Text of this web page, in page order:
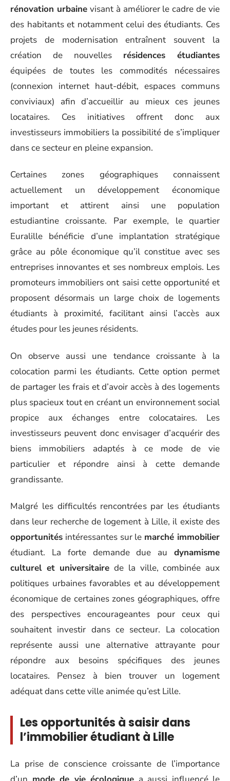
rénovation urbainevisant à améliorer le cadre de vie
des habitants et notamment celui des étudiants. Ces
projets de modernisation entraînent souvent la
création de nouvelles résidences étudiantes
équipées de toutes les commodités nécessaires
(connexion internet haut-débit, espaces communs
conviviaux) afin d’accueillir au mieux ces jeunes
locataires. Ces initiatives offrent donc aux
investisseurs immobiliers la possibilité de s’impliquer
dans ce secteur en pleine expansion.
Certaines zones géographiques connaissent
actuellement un développement économique
important et attirent ainsi une population
estudiantine croissante. Par exemple, le quartier
Euralille bénéficie d’une implantation stratégique
grâce au pôle économique qu’il constitue avec ses
entreprises innovantes et ses nombreux emplois. Les
promoteurs immobiliers ont saisi cette opportunité et
proposent désormais un large choix de logements
étudiants à proximité, facilitant ainsi l’accès aux
études pour les jeunes résidents.
On observe aussi une tendance croissante à la
colocation parmi les étudiants. Cette option permet
de partager les frais et d’avoir accès à des logements
plus spacieux tout en créant un environnement social
propice aux échanges entre colocataires. Les
investisseurs peuvent donc envisager d’acquérir des
biens immobiliers adaptés à ce mode de vie
particulier et répondre ainsi à cette demande
grandissante.
Malgré les difficultés rencontrées par les étudiants
dans leur recherche de logement à Lille, il existe des
opportunités intéressantes sur le marché immobilier
étudiant. La forte demande due au dynamisme
culturel et universitaire de la ville, combinée aux
politiques urbaines favorables et au développement
économique de certaines zones géographiques, offre
des perspectives encourageantes pour ceux qui
souhaitent investir dans ce secteur. La colocation
représente aussi une alternative attrayante pour
répondre aux besoins spécifiques des jeunes
locataires. Pensez à bien trouver un logement
adéquat dans cette ville animée qu’est Lille.
Les opportunités à saisir dans
l’immobilier étudiant à Lille
La prise de conscience croissante de l’importance